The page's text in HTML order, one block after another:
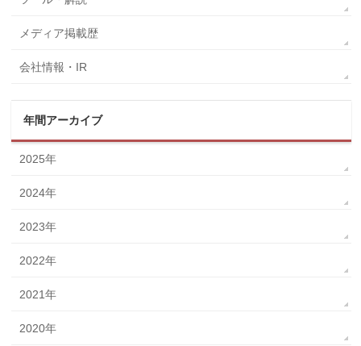
メディア掲載歴
会社情報・IR
年間アーカイブ
2025年
2024年
2023年
2022年
2021年
2020年